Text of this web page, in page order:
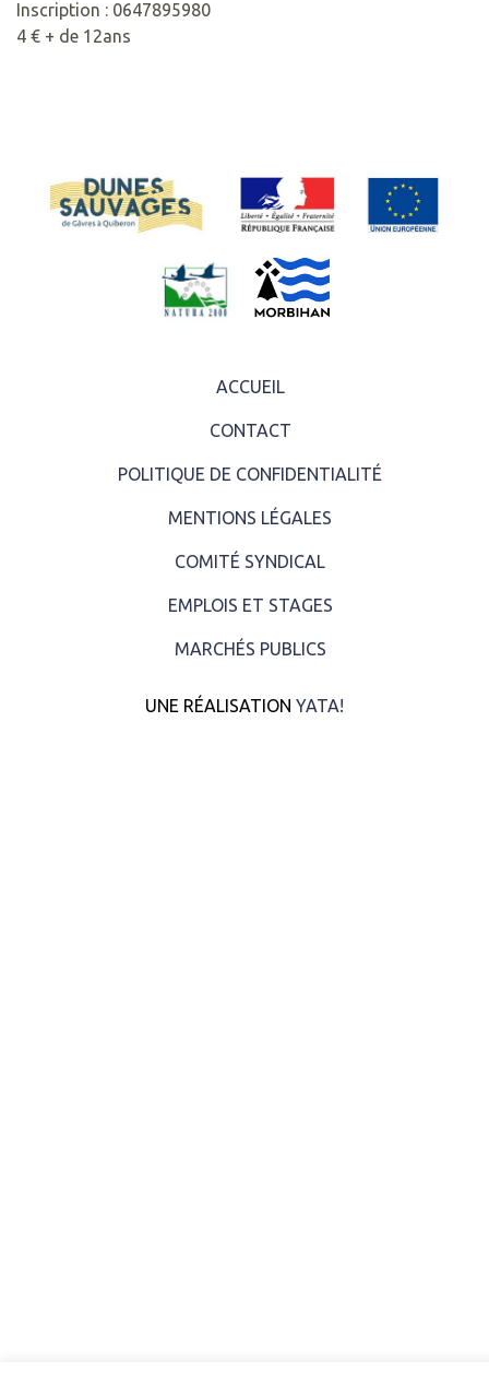
Inscription : 0647895980
4 € + de 12ans
ACCUEIL
CONTACT
POLITIQUE DE CONFIDENTIALITÉ
MENTIONS LÉGALES
COMITÉ SYNDICAL
EMPLOIS ET STAGES
MARCHÉS PUBLICS
UNE RÉALISATION YATA!